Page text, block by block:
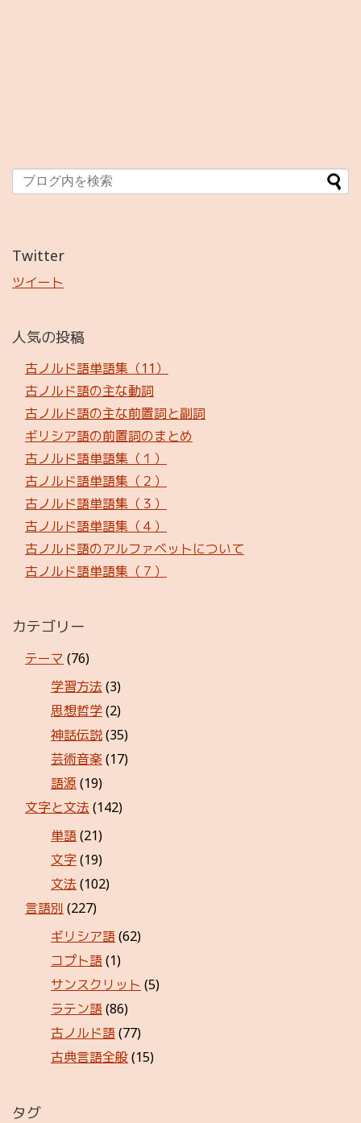
Twitter
ツイート
人気の投稿
古ノルド語単語集（11）
古ノルド語の主な動詞
古ノルド語の主な前置詞と副詞
ギリシア語の前置詞のまとめ
古ノルド語単語集（１）
古ノルド語単語集（２）
古ノルド語単語集（３）
古ノルド語単語集（４）
古ノルド語のアルファベットについて
古ノルド語単語集（７）
カテゴリー
テーマ (76)
学習方法 (3)
思想哲学(2)
神話伝説(35)
芸術音楽 (17)
語源 (19)
文字と文法 (142)
単語(21)
文字(19)
文法 (102)
言語別 (227)
ギリシア語(62)
コプト語(1)
サンスクリット (5)
ラテン語(86)
古ノルド語(77)
古典言語全般 (15)
タグ